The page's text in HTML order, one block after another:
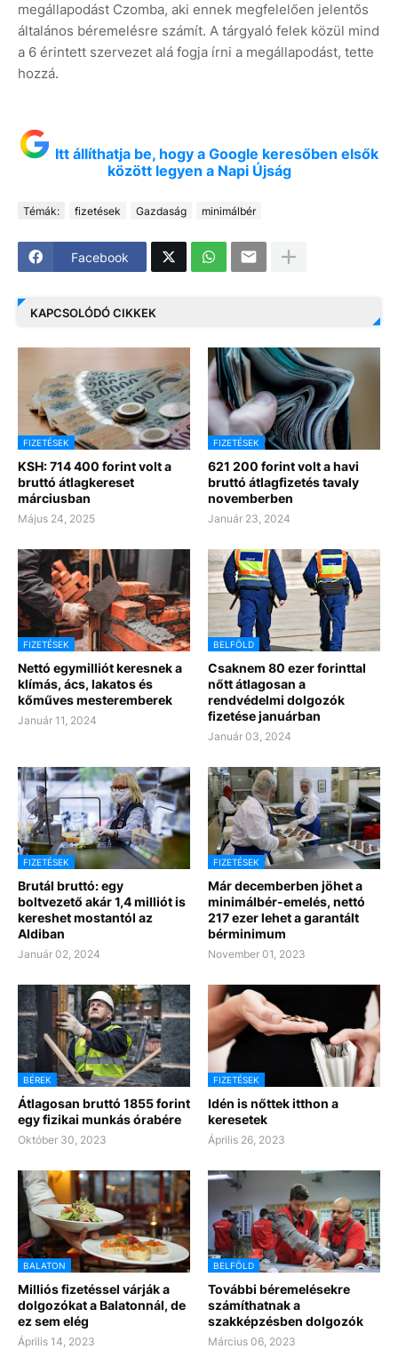
megállapodást Czomba, aki ennek megfelelően jelentős
általános béremelésre számít. A tárgyaló felek közül mind
a 6 érintett szervezet alá fogja írni a megállapodást, tette
hozzá.
Itt állíthatja be, hogy a Google keresőben elsők
között legyen a Napi Újság
Témák: fizetések Gazdaság minimálbér
Facebook
KAPCSOLÓDÓ CIKKEK
FIZETÉSEK
KSH: 714 400 forint volt a
bruttó átlagkereset
márciusban
Május 24, 2025
FIZETÉSEK
621 200 forint volt a havi
bruttó átlagfizetés tavaly
novemberben
Január 23, 2024
FIZETÉSEK
Nettó egymilliót keresnek a
klímás, ács, lakatos és
kőműves mesteremberek
Január 11, 2024
BELFÖLD
Csaknem 80 ezer forinttal
nőtt átlagosan a
rendvédelmi dolgozók
fizetése januárban
Január 03, 2024
FIZETÉSEK
Brutál bruttó: egy
boltvezető akár 1,4 milliót is
kereshet mostantól az
Aldiban
Január 02, 2024
FIZETÉSEK
Már decemberben jöhet a
minimálbér-emelés, nettó
217 ezer lehet a garantált
bérminimum
November 01, 2023
BÉREK
Átlagosan bruttó 1855 forint
egy fizikai munkás órabére
Október 30, 2023
FIZETÉSEK
Idén is nőttek itthon a
keresetek
Április 26, 2023
BALATON
Milliós fizetéssel várják a
dolgozókat a Balatonnál, de
ez sem elég
Április 14, 2023
BELFÖLD
További béremelésekre
számíthatnak a
szakképzésben dolgozók
Március 06, 2023